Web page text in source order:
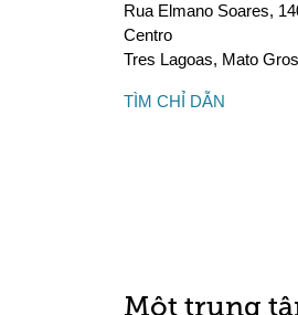
Rua Elmano Soares,
Centro
Tres Lagoas, Mato
TÌM CHỈ DẪN
Một trung